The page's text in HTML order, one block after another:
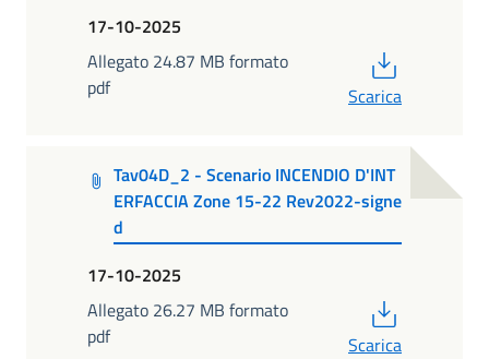
17-10-2025
Allegato 24.87 MB formato
pdf
Scarica
Tav04D_2 - Scenario INCENDIO D'INT
ERFACCIA Zone 15-22 Rev2022-signe
d
17-10-2025
Allegato 26.27 MB formato
pdf
Scarica